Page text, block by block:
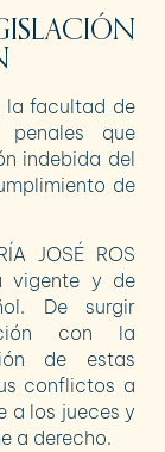
la facultad de
que
indebida del
de
JOSÉ ROS
vigente y de
De surgir
con la
de estas
conflictos a
a los jueces y
a derecho.